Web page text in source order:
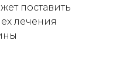
поставить
лечения